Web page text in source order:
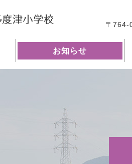
〒764-
お知らせ